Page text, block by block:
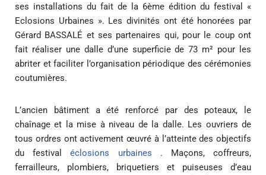
ses installations du fait de la 6ème édition du festival «
Eclosions Urbaines ». Les divinités ont été honorées par
Gérard BASSALÉ et ses partenaires qui, pour le coup ont
fait réaliser une dalle d’une superficie de 73 m² pour les
abriter et faciliter l’organisation périodique des cérémonies
coutumières.
L’ancien bâtiment a été renforcé par des poteaux, le
chaînage et la mise à niveau de la dalle. Les ouvriers de
tous ordres ont activement œuvré à l’atteinte des objectifs
du festivaléclosions urbaines . Maçons, coffreurs,
ferrailleurs, plombiers, briquetiers et puiseuses d’eau